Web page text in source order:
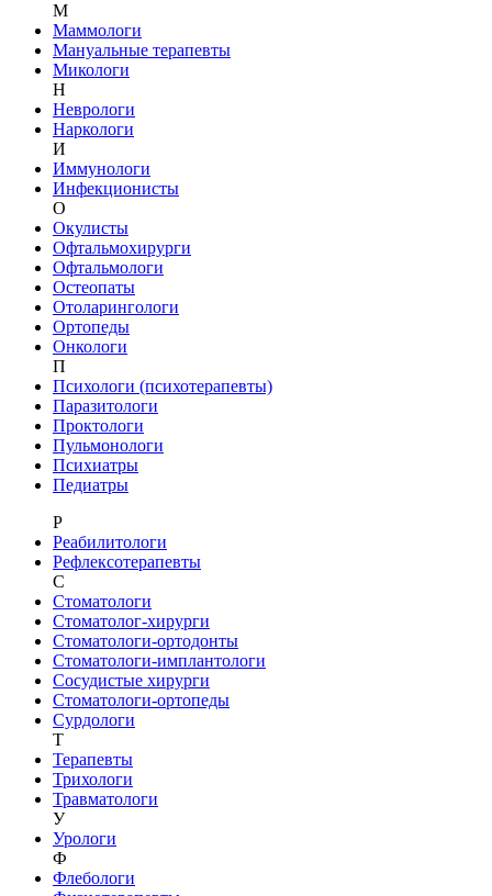
М
Маммологи
Мануальные терапевты
Микологи
Н
Неврологи
Наркологи
И
Иммунологи
Инфекционисты
О
Окулисты
Офтальмохирурги
Офтальмологи
Остеопаты
Отоларингологи
Ортопеды
Онкологи
П
Психологи (психотерапевты)
Паразитологи
Проктологи
Пульмонологи
Психиатры
Педиатры
Р
Реабилитологи
Рефлексотерапевты
С
Стоматологи
Стоматолог-хирурги
Стоматологи-ортодонты
Стоматологи-имплантологи
Сосудистые хирурги
Стоматологи-ортопеды
Сурдологи
Т
Терапевты
Трихологи
Травматологи
У
Урологи
Ф
Флебологи